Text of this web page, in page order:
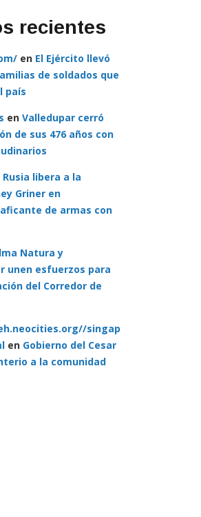
recientes
en El Ejército llevó
de soldados que
país
en Valledupar cerró
de sus 476 años con
Rusia libera a la
Griner en
de armas con
Natura y
unen esfuerzos para
del Corredor de
singap
en Gobierno del Cesar
a la comunidad